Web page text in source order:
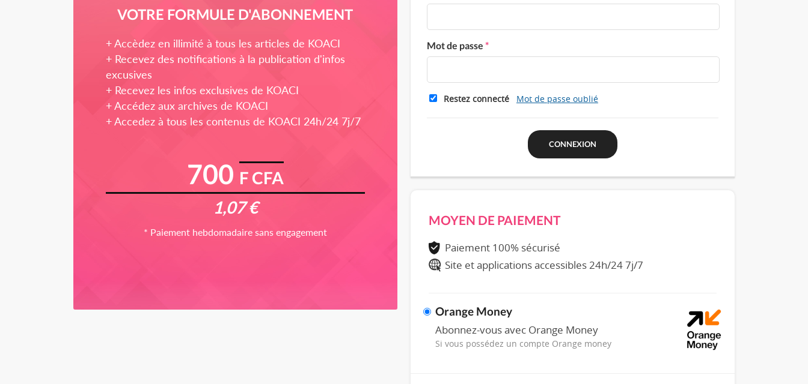
VOTRE FORMULE D'ABONNEMENT
+ Accèdez en illimité à tous les articles de KOACI
+ Recevez des notifications à la publication d'infos
excusives
+ Recevez les infos exclusives de KOACI
+ Accédez aux archives de KOACI
+ Accedez à tous les contenus de KOACI 24h/24 7j/7
700 F CFA
1,07 €
* Paiement hebdomadaire sans engagement
Mot de passe *
Restez connecté Mot de passe oublié
MOYEN DE PAIEMENT
Paiement 100% sécurisé
Site et applications accessibles 24h/24 7j/7
Orange Money
Abonnez-vous avec Orange Money
Si vous possédez un compte Orange money